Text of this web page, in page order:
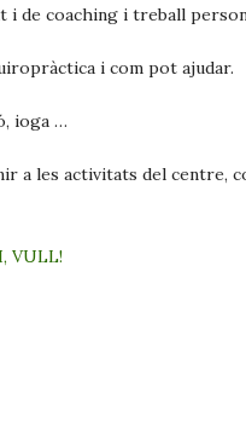
i de coaching i treball
i com pot ajudar.
ioga …
a les activitats del centre,
VULL!